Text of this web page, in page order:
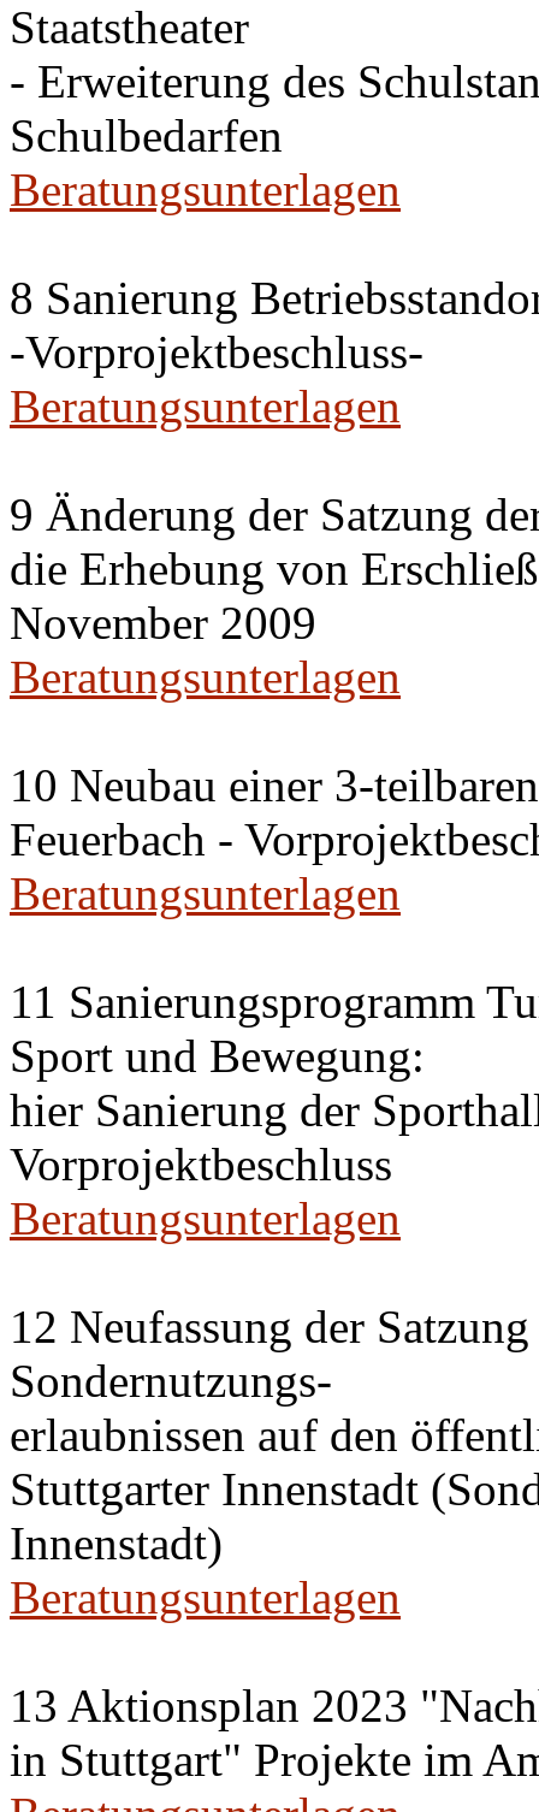
Staatstheater
- Erweiterung des
Schulbedarfen
Beratungsunterlagen
8 Sanierung
-Vorprojektbeschluss-
Beratungsunterlagen
9 Änderung der Satzung
die Erhebung von
November 2009
Beratungsunterlagen
10 Neubau einer 3-
Feuerbach -
Beratungsunterlagen
11 Sanierungsprogramm
Sport und Bewegung:
hier Sanierung der
Vorprojektbeschluss
Beratungsunterlagen
12 Neufassung der
Sondernutzungs-
erlaubnissen auf den
Stuttgarter Innenstadt
Innenstadt)
Beratungsunterlagen
13 Aktionsplan 2023
in Stuttgart" Projekte im